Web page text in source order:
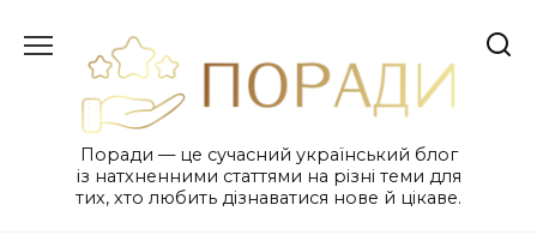
до
Поради — це сучасний український блог
із натхненними статтями на різні теми для
тих, хто любить дізнаватися нове й цікаве.